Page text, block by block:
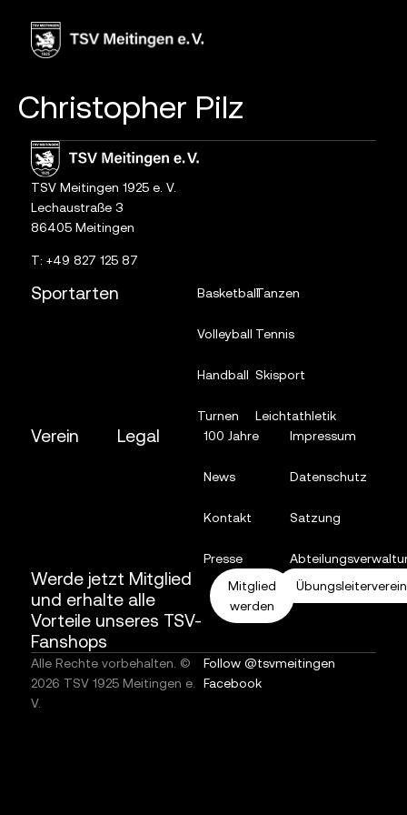
springen
Christopher Pilz
TSV Meitingen 1925 e. V.
Lechaustraße 3
86405 Meitingen
T: +49 827 125 87
Sportarten Basketball
Volleyball
Handball
Turnen
Tanzen
Tennis
Skisport
Leichtathletik
Verein Legal 100 Jahre
News
Kontakt
Presse
Impressum
Datenschutz
Satzung
Werde jetzt Mitglied
und erhalte alle
Vorteile unseres TSV-
Fanshops
Mitglied
werden
Alle Rechte vorbehalten. ©
2026 TSV 1925 Meitingen e.
V.
Follow @tsvmeitingen
Facebook